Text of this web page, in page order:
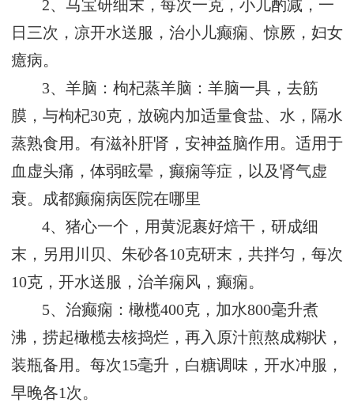
2、马宝研细末，每次一克，小儿酌减，一
日三次，凉开水送服，治小儿癫痫、惊厥，妇女
癔病。
3、羊脑：枸杞蒸羊脑：羊脑一具，去筋
膜，与枸杞30克，放碗内加适量食盐、水，隔水
蒸熟食用。有滋补肝肾，安神益脑作用。适用于
血虚头痛，体弱眩晕，癫痫等症，以及肾气虚
衰。 成都癫痫病医院在哪里
4、猪心一个，用黄泥裹好焙干，研成细
末，另用川贝、朱砂各10克研末，共拌匀，每次
10克，开水送服，治羊痫风，癫痫。
5、治癫痫：橄榄400克，加水800毫升煮
沸，捞起橄榄去核捣烂，再入原汁煎熬成糊状，
装瓶备用。每次15毫升，白糖调味，开水冲服，
早晚各1次。